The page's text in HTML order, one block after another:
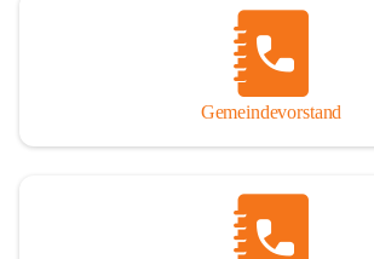
Gemeindevorstand